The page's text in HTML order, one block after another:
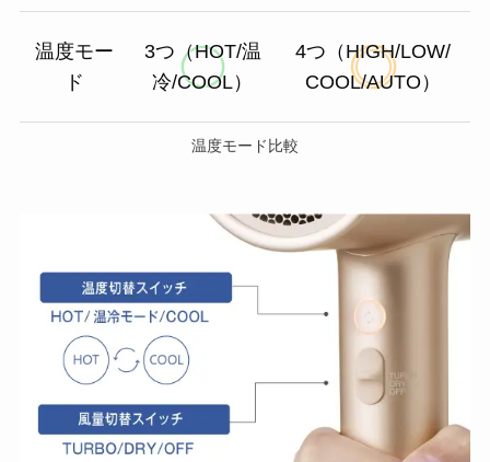
温度モー
ド
3つ（HOT/温
冷/COOL）
4つ（HIGH/LOW/
COOL/AUTO）
温度モード比較